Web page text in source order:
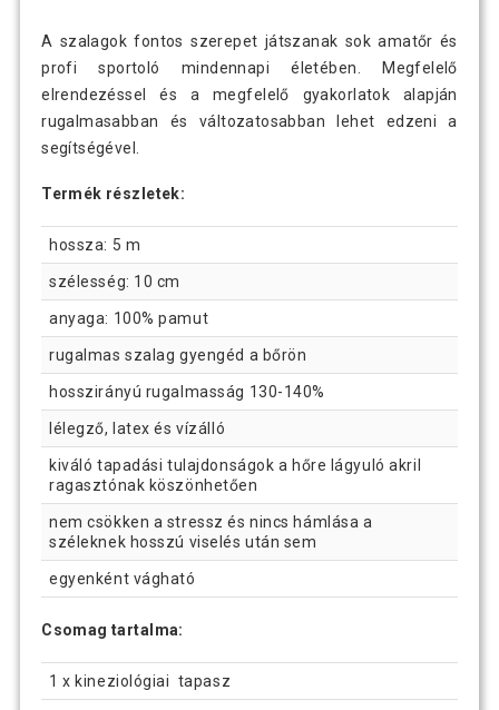
A szalagok fontos szerepet játszanak sok amatőr és
profi sportoló mindennapi életében. Megfelelő
elrendezéssel és a megfelelő gyakorlatok alapján
rugalmasabban és változatosabban lehet edzeni a
segítségével.
Termék részletek:
hossza: 5 m
szélesség: 10 cm
anyaga: 100% pamut
rugalmas szalag gyengéd a bőrön
hosszirányú rugalmasság 130-140%
lélegző, latex és vízálló
kiváló tapadási tulajdonságok a hőre lágyuló akril
ragasztónak köszönhetően
nem csökken a stressz és nincs hámlása a
széleknek hosszú viselés után sem
egyenként vágható
Csomag tartalma:
1 x kineziológiai tapasz